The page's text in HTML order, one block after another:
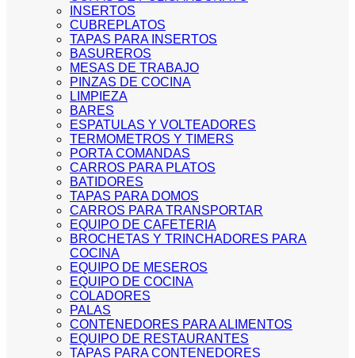
INSERTOS
CUBREPLATOS
TAPAS PARA INSERTOS
BASUREROS
MESAS DE TRABAJO
PINZAS DE COCINA
LIMPIEZA
BARES
ESPATULAS Y VOLTEADORES
TERMOMETROS Y TIMERS
PORTA COMANDAS
CARROS PARA PLATOS
BATIDORES
TAPAS PARA DOMOS
CARROS PARA TRANSPORTAR
EQUIPO DE CAFETERIA
BROCHETAS Y TRINCHADORES PARA
COCINA
EQUIPO DE MESEROS
EQUIPO DE COCINA
COLADORES
PALAS
CONTENEDORES PARA ALIMENTOS
EQUIPO DE RESTAURANTES
TAPAS PARA CONTENEDORES